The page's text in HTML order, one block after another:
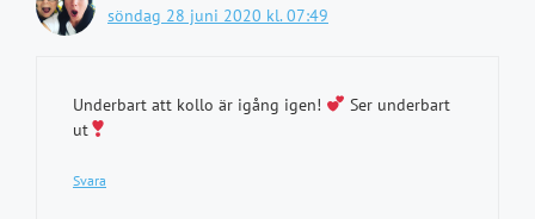
söndag 28 juni 2020 kl. 07:49
Underbart att kollo är igång igen!
Ser underbart
ut
Svara